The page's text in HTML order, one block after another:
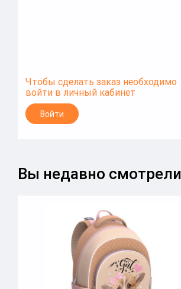
Чтобы сделать заказ необходимо
войти в личный кабинет
Войти
Вы недавно смотрели